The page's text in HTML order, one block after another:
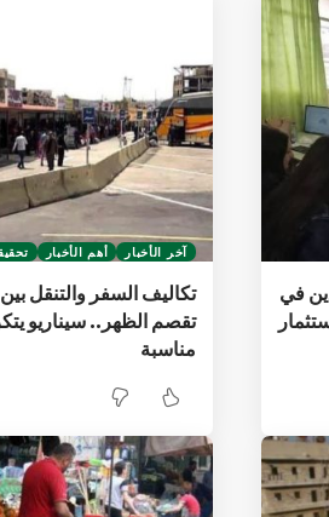
في
آخر الأخبار أهم الأخبار
تكاليف السفر والتنقل
تقصم الظهر.. سيناريو
مناسبة